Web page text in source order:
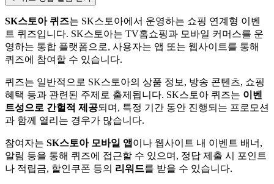
SK스토아 퀴즈는 SK스토아에서 운영하는 쇼핑 연계형 이벤
트 퀴즈입니다. SK스토아는 TV홈쇼핑과 모바일 커머스를 운
영하는 통합 플랫폼으로, 사용자는 앱 또는 웹사이트를 통해
퀴즈에 참여할 수 있습니다.
퀴즈는 일반적으로 SK스토아의 상품 정보, 방송 콘텐츠, 쇼핑
혜택 등과 관련된 주제로 출제됩니다. SK스토아 퀴즈는 이벤
트성으로 간헐적 제공되며, 특정 기간 동안 진행되는 프로모션
과 함께 열리는 경우가 많습니다.
참여자는 SK스토아 모바일 앱 이나 웹사이트 내 이벤트 배너,
알림 등을 통해 퀴즈에 접근할 수 있으며, 정답 제출 시 포인트
나 적립금, 할인쿠폰 등의 리워드를 받을 수 있습니다.